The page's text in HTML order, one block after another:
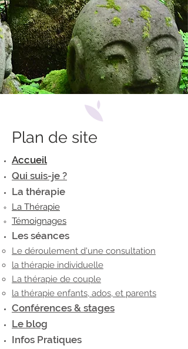
Plan de site
Accueil
Qui suis-je ?
La thérapie
La Thérapie
Témoignages
Les séances
Le déroulement d'une consultation
la thérapie individuelle
La thérapie de couple
la thérapie enfants, ados, et parents
Conférences & stages
Le blog
Infos Pratiques